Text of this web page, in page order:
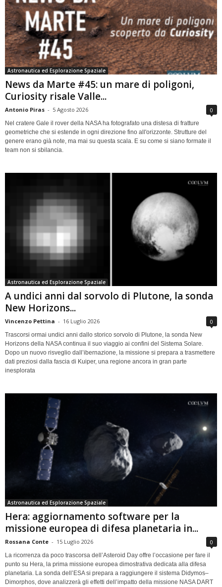
Astronautica ed Esplorazione Spaziale
News da Marte #45: un mare di poligoni,
Curiosity risale Valle...
Antonio Piras - 5 Agosto 2026 0
Nel cratere Gale il rover della NASA ha fotografato una distesa di fratture
geometriche che si estende in ogni direzione fino all'orizzonte. Strutture del
genere erano già note, ma mai su questa scala. E su come si siano formate il
team non si sbilancia.
Astronautica ed Esplorazione Spaziale
A undici anni dal sorvolo di Plutone, la sonda
New Horizons...
Vincenzo Pettina - 16 Luglio 2026 0
Trascorsi ormai undici anni dallo storico sorvolo di Plutone, la sonda New
Horizons della NASA continua il suo viaggio ai confini del Sistema Solare.
Dopo un nuovo risveglio dall’ibernazione, la missione si prepara a trasmettere
dati preziosi dalla fascia di Kuiper, una regione ancora in gran parte
inesplorata
Astronautica ed Esplorazione Spaziale
Hera: aggiornamento software per la
missione europea di difesa planetaria in...
Rossana Conte - 15 Luglio 2026 0
La ricorrenza da poco trascorsa dell’Asteroid Day offre l’occasione per fare il
punto su Hera, la prima missione europea dimostrativa dedicata alla difesa
planetaria. La sonda dell’ESA si prepara a raggiungere il sistema Didymos–
Dimorphos, dove analizzerà gli effetti dell’impatto della missione NASA DART